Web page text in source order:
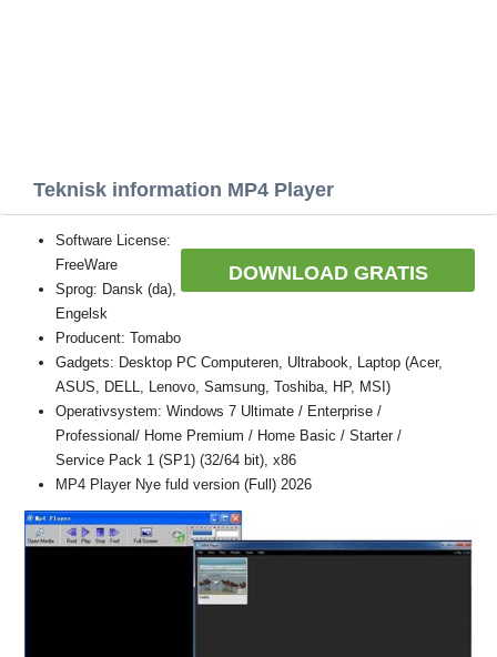
Teknisk information MP4 Player
DOWNLOAD GRATIS
Software License:
FreeWare
Sprog: Dansk (da),
Engelsk
Producent: Tomabo
Gadgets: Desktop PC Computeren, Ultrabook, Laptop (Acer,
ASUS, DELL, Lenovo, Samsung, Toshiba, HP, MSI)
Operativsystem: Windows 7 Ultimate / Enterprise /
Professional/ Home Premium / Home Basic / Starter /
Service Pack 1 (SP1) (32/64 bit), x86
MP4 Player Nye fuld version (Full) 2026